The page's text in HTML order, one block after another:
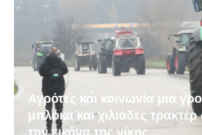
Αγρότες και κοινωνία μια
μπλόκα και χιλιάδες
την εικόνα της νίκης